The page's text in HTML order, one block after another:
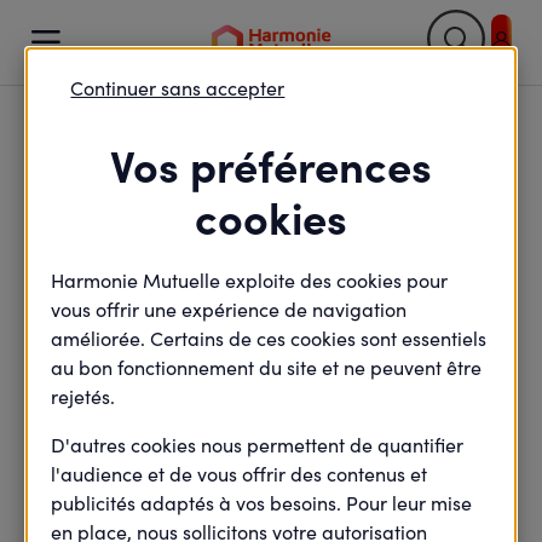

Epargne retraite en
PACA : un besoin
d'accompagnement
face à une inquiétude
grandissante
5 minute(s) de lecture
min de lecture
Mis à jour le1 juin 2026
Vos préférences
cookies
Harmonie Mutuelle exploite des cookies pour
vous offrir une expérience de navigation
améliorée. Certains de ces cookies sont essentiels
au bon fonctionnement du site et ne peuvent être
rejetés.
D'autres cookies nous permettent de quantifier
l'audience et de vous offrir des contenus et
publicités adaptés à vos besoins. Pour leur mise
en place, nous sollicitons votre autorisation
Continuer sans accepter